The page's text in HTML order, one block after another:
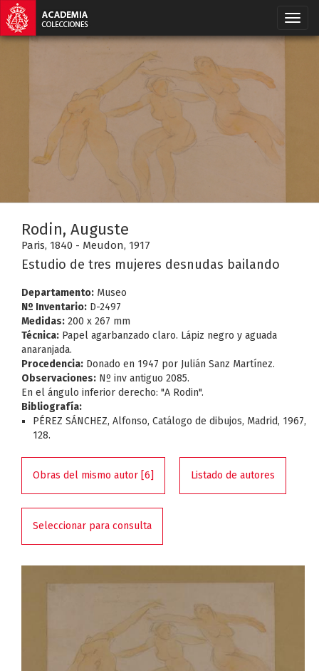
Rodin, Auguste
Paris, 1840 - Meudon, 1917
Estudio de tres mujeres desnudas bailando
Departamento: Museo
Nº Inventario: D-2497
Medidas: 200 x 267 mm
Técnica: Papel agarbanzado claro. Lápiz negro y aguada
anaranjada.
Procedencia: Donado en 1947 por Julián Sanz Martínez.
Observaciones: Nº inv antiguo 2085.
En el ángulo inferior derecho: "A Rodin".
Bibliografía:
PÉREZ SÁNCHEZ, Alfonso, Catálogo de dibujos, Madrid, 1967,
128.
Obras del mismo autor [6] Listado de autores
Seleccionar para consulta